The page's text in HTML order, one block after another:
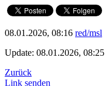
08.01.2026, 08:16 red/msl
Update: 08.01.2026, 08:25
Zurück
Link senden